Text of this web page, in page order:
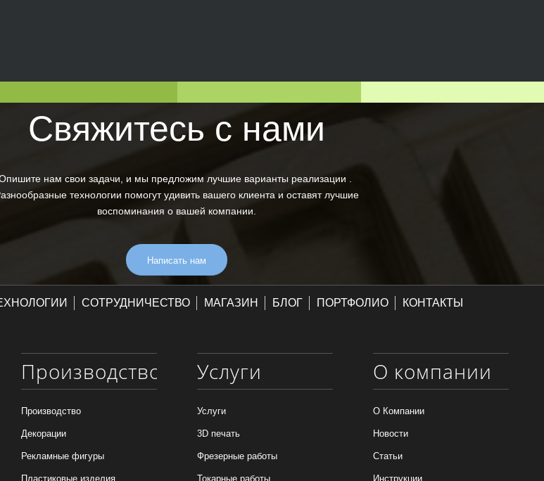
Свяжитесь с нами
нам свои задачи, и мы предложим лучшие варианты реализации .
технологии помогут удивить вашего клиента и оставят лучшие
воспоминания о вашей компании.
Написать нам
СОТРУДНИЧЕСТВО МАГАЗИН БЛОГ ПОРТФОЛИО КОНТАКТЫ
Производство
Производство
Декорации
Рекламные фигуры
Пластиковые изделия
Услуги
Услуги
3D печать
Фрезерные работы
Токарные работы
О компании
О Компании
Новости
Статьи
Инструкции